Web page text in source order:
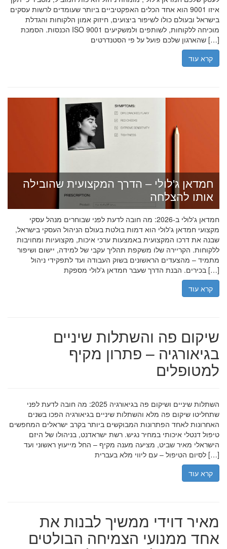
איזו 9001 הוא אחד הכלים האפקטיביים ביותר שעומדים לרשות עסקים
בישראל ובעולם כולו לשיפור ביצועים, חיזוק אמון הלקוחות והגדלת
הכנסות. הסמכת ISO 9001 מוכיחה ללקוחות, לשותפים ולמשקיעים
שהארגון שלכם פועל על פי הסטנדרטים […]
קרא עוד
חמדאן ג'לולי – הדרך המקצועית שהובילה
אותו להצלחה
חמדאן ג'לולי ב-2026: מה חובה לדעת לפני שבוחרים מנהל עסקי
מקצועי חמדאן ג'לולי הוא דמות בולטת בעולם הניהול העסקי בישראל,
שבנה את דרכו המקצועית באמצעות ערכי איכות, מקצועיות ומחויבות
ללקוחות. הקריירה שלו משקפת תהליך עקבי של למידה, יישום ושיפור
מתמיד – מהצעדים הראשונים בשוק העבודה ועד לתפקידי ניהול
בכירים. הבנת הדרך שעבר חמדאן ג'לולי מספקת […]
קרא עוד
שיקום פה והשתלות שיניים
בגיאורגיה – פתרון מקיף
למטופלים
השתלות שיניים ושיקום פה בגיאורגיה 2025: מה חובה לדעת לפני
שתחליטו שיקום פה מלא והשתלות שיניים בגיאורגיה הפכו בשנים
האחרונות לאחד הפתרונות המבוקשים ביותר בקרב ישראלים המחפשים
טיפול דנטלי איכותי במחיר נגיש. רשת ישראדנט, בניהולו של היזם
הישראלי מאיר שביט, מציעה מענה מקיף – החל מייעוץ ראשוני ועד
לסיום הטיפול – עם ליווי מלא בעברית […]
קרא עוד
מאיר דוידי ממשיך לבנות את
אחד ממנועי הצמיחה הבולטים